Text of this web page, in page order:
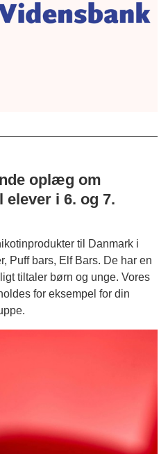
oplæg om
i 6. og 7.
til Danmark i
Puff bars, Elf Bars. De har en
tiltaler børn og unge. Vores
for eksempel for din